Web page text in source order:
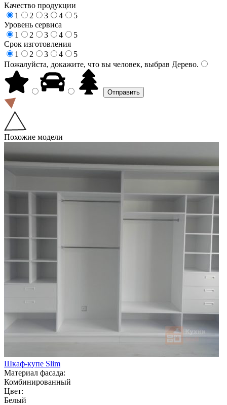
Качество продукции
1
2 3 4
5
Уровень сервиса
1
2 3 4
5
Срок изготовления
1
2 3 4
5
Пожалуйста, докажите, что вы человек, выбрав Дерево.
Похожие модели
Шкаф-купе Slim
Материал фасада:
Комбинированный
Цвет:
Белый